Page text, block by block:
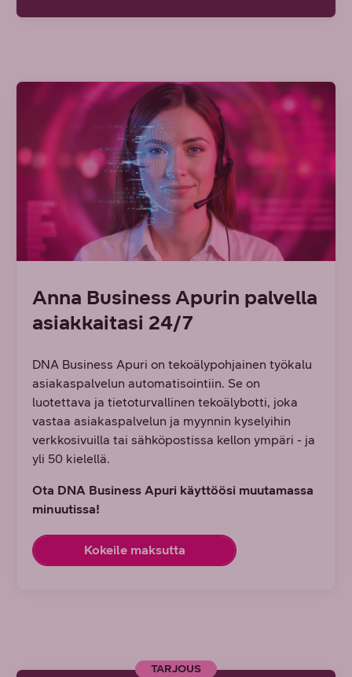
Anna Business Apurin palvella
asiakkaitasi 24/7
DNA Business Apuri on tekoälypohjainen työkalu
asiakaspalvelun automatisointiin. Se on
luotettava ja tietoturvallinen tekoälybotti, joka
vastaa asiakaspalvelun ja myynnin kyselyihin
verkkosivuilla tai sähköpostissa kellon ympäri - ja
yli 50 kielellä.
Ota DNA Business Apuri käyttöösi muutamassa
minuutissa!
Kokeile maksutta
TARJOUS